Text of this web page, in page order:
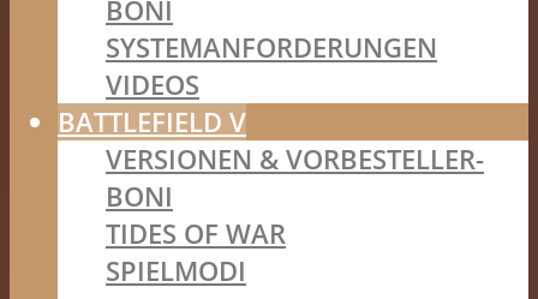
BONI
SYSTEMANFORDERUNGEN
VIDEOS
BATTLEFIELD V
VERSIONEN & VORBESTELLER-
BONI
TIDES OF WAR
SPIELMODI